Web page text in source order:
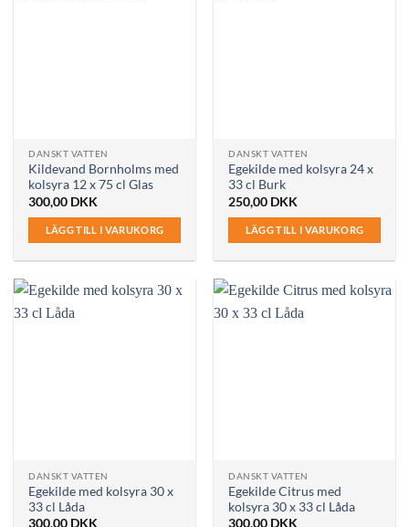
DANSKT VATTEN
Kildevand Bornholms med
kolsyra 12 x 75 cl Glas
300,00 DKK
LÄGG TILL I VARUKORG
DANSKT VATTEN
Egekilde med kolsyra 24 x
33 cl Burk
250,00 DKK
LÄGG TILL I VARUKORG
DANSKT VATTEN
Egekilde med kolsyra 30 x
33 cl Låda
300,00 DKK
DANSKT VATTEN
Egekilde Citrus med
kolsyra 30 x 33 cl Låda
300,00 DKK